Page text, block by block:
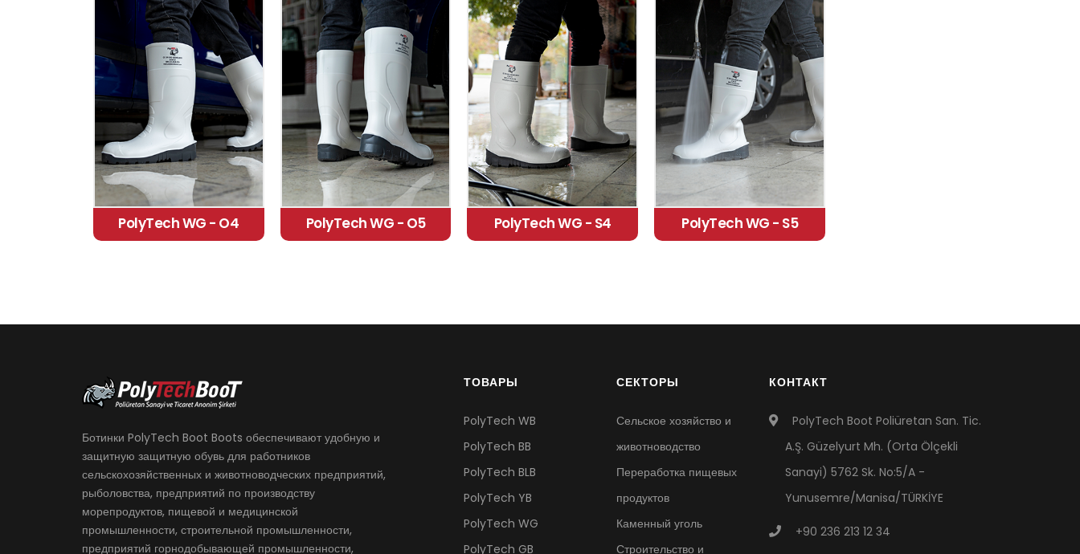
PolyTech WG - O4 PolyTech WG - O5 PolyTech WG - S4 PolyTech WG - S5
Ботинки PolyTech Boot Boots обеспечивают удобную и
защитную защитную обувь для работников
сельскохозяйственных и животноводческих предприятий,
рыболовства, предприятий по производству
морепродуктов, пищевой и медицинской
промышленности, строительной промышленности,
предприятий горнодобывающей промышленности,
ТОВАРЫ
PolyTech WB
PolyTech BB
PolyTech BLB
PolyTech YB
PolyTech WG
PolyTech GB
СЕКТОРЫ
Сельское хозяйство и
животноводство
Переработка пищевых
продуктов
Каменный уголь
Строительство и
КОНТАКТ
PolyTech Boot Poliüretan San. Tic.
A.Ş. Güzelyurt Mh. (Orta Ölçekli
Sanayi) 5762 Sk. No:5/A -
Yunusemre/Manisa/TÜRKİYE
+90 236 213 12 34